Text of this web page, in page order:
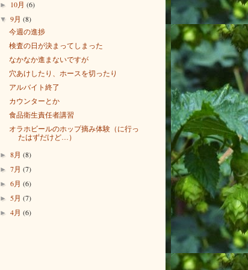
► 10月(6)
▼9月(8)
今週の進捗
検査の日が決まってしまった
なかなか進まないですが
穴あけしたり、ホースを切ったり
アルバイト終了
カウンターとか
食品衛生責任者講習
オラホビールのホップ摘み体験（に行っ
たはずだけど…）
►8月(8)
►7月(7)
►6月(6)
►5月(7)
►4月(6)